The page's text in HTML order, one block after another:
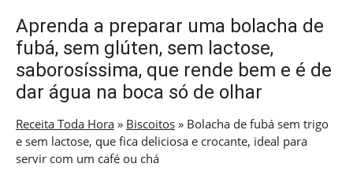
Aprenda a preparar uma bolacha de
fubá, sem glúten, sem lactose,
saborosíssima, que rende bem e é de
dar água na boca só de olhar
Receita Toda Hora » Biscoitos » Bolacha de fubá sem trigo
e sem lactose, que fica deliciosa e crocante, ideal para
servir com um café ou chá